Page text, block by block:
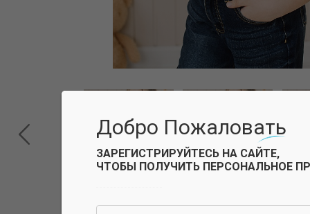
Добро Пожаловать
ЗАРЕГИСТРИРУЙТЕСЬ НА САЙТЕ,
ЧТОБЫ ПОЛУЧИТЬ ПЕРСОНАЛЬНОЕ